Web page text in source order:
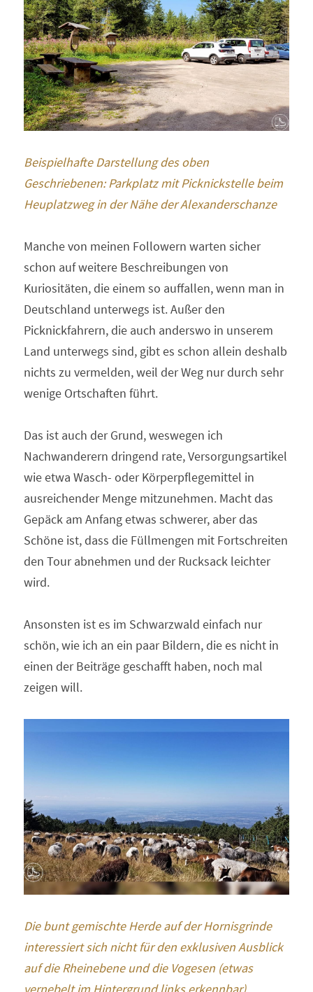
Beispielhafte Darstellung des oben
Geschriebenen: Parkplatz mit Picknickstelle beim
Heuplatzweg in der Nähe der Alexanderschanze
Manche von meinen Followern warten sicher
schon auf weitere Beschreibungen von
Kuriositäten, die einem so auffallen, wenn man in
Deutschland unterwegs ist. Außer den
Picknickfahrern, die auch anderswo in unserem
Land unterwegs sind, gibt es schon allein deshalb
nichts zu vermelden, weil der Weg nur durch sehr
wenige Ortschaften führt.
Das ist auch der Grund, weswegen ich
Nachwanderern dringend rate, Versorgungsartikel
wie etwa Wasch- oder Körperpflegemittel in
ausreichender Menge mitzunehmen. Macht das
Gepäck am Anfang etwas schwerer, aber das
Schöne ist, dass die Füllmengen mit Fortschreiten
den Tour abnehmen und der Rucksack leichter
wird.
Ansonsten ist es im Schwarzwald einfach nur
schön, wie ich an ein paar Bildern, die es nicht in
einen der Beiträge geschafft haben, noch mal
zeigen will.
Die bunt gemischte Herde auf der Hornisgrinde
interessiert sich nicht für den exklusiven Ausblick
auf die Rheinebene und die Vogesen (etwas